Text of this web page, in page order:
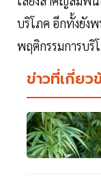
บริโภค อีกทั้งยัง
พฤติกรรมการบริ
ข่าวที่เกี่ยว